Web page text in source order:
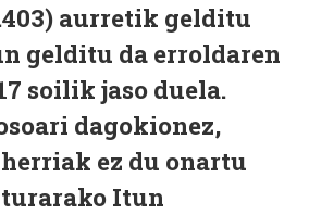
aurretik gelditu
gelditu da erroldaren
soilik jaso duela.
dagokionez,
ez du onartu
Itun